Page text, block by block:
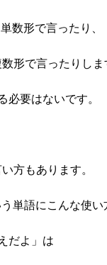
数形で言ったり、
形で言ったりしま
要はないです。
方もあります。
単語にこんな使い
だよ」は